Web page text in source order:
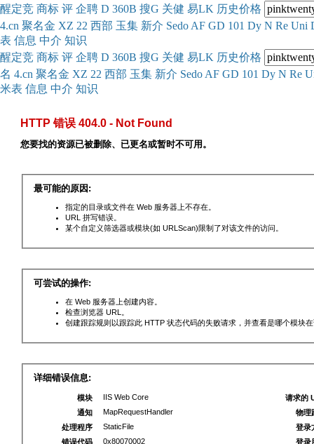
醒定竞 商标 评 企聘 D 360B 搜G 关健 易LK 历史价格
4.cn 聚名金 XZ 22 西部 玉集 新介 Sedo AF GD 101 Dy N Re Uni
表 信息 中介 知识